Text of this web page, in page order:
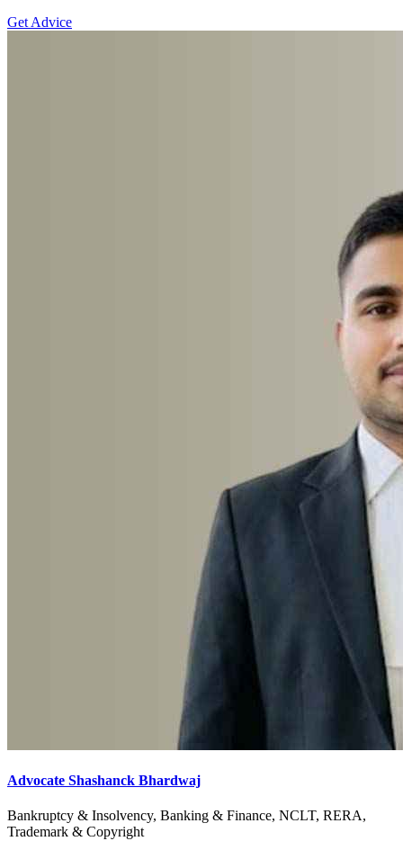
Get Advice
Advocate Shashanck Bhardwaj
Bankruptcy & Insolvency, Banking & Finance, NCLT, RERA,
Trademark & Copyright